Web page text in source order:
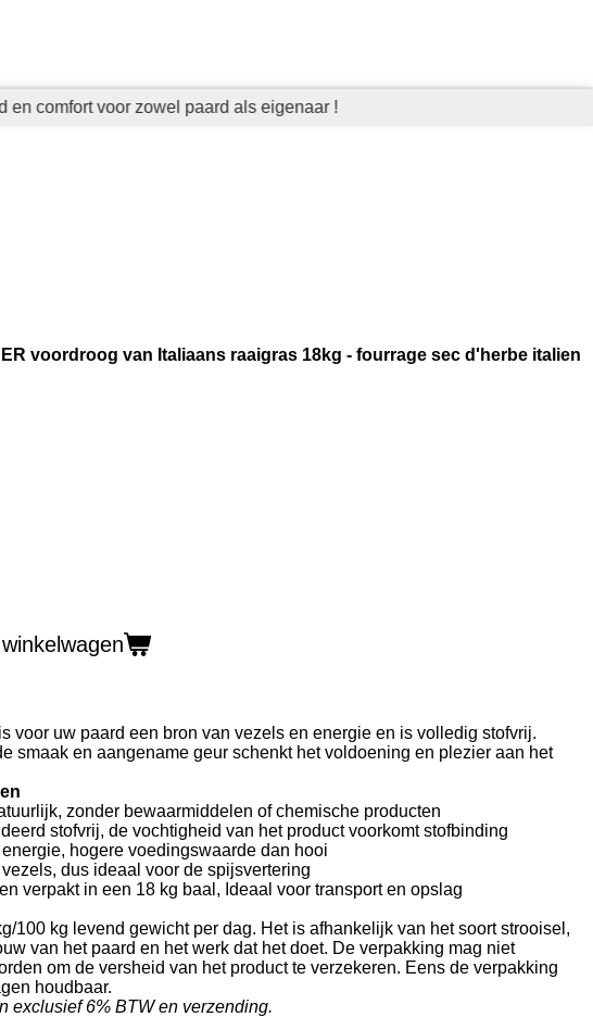
en comfort voor zowel paard als eigenaar !
voordroog van Italiaans raaigras 18kg - fourrage sec d'herbe italien
voor uw paard een bron van vezels en energie en is volledig stofvrij.
smaak en aangename geur schenkt het voldoening en plezier aan het
zonder bewaarmiddelen of chemische producten
stofvrij, de vochtigheid van het product voorkomt stofbinding
hogere voedingswaarde dan hooi
dus ideaal voor de spijsvertering
verpakt in een 18 kg baal, Ideaal voor transport en opslag
100 kg levend gewicht per dag. Het is afhankelijk van het soort strooisel,
van het paard en het werk dat het doet. De verpakking mag niet
om de versheid van het product te verzekeren. Eens de verpakking
houdbaar.
exclusief 6% BTW en verzending.